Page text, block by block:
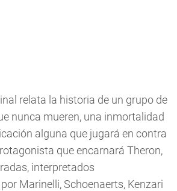
relata la historia de un grupo de
nunca mueren, una inmortalidad
alguna que jugará en contra
que encarnará Theron,
interpretados
Marinelli, Schoenaerts, Kenzari